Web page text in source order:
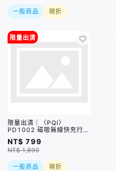
一般商品 現折
限量出清
限量出清｜〈PQI〉
PD1002 磁吸無線快充行動
電源｜內建USB-C充電線
盒損品
NT$ 799
NT$ 1,890
一般商品 現折